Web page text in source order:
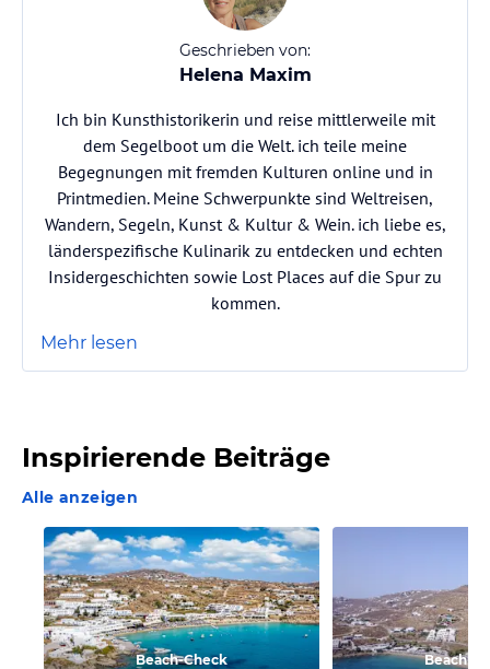
Geschrieben von:
Helena Maxim
Ich bin Kunsthistorikerin und reise mittlerweile mit
dem Segelboot um die Welt. ich teile meine
Begegnungen mit fremden Kulturen online und in
Printmedien. Meine Schwerpunkte sind Weltreisen,
Wandern, Segeln, Kunst & Kultur & Wein. ich liebe es,
länderspezifische Kulinarik zu entdecken und echten
Insidergeschichten sowie Lost Places auf die Spur zu
kommen.
Mehr lesen
Inspirierende Beiträge
Alle anzeigen
Beach-Check Beach-